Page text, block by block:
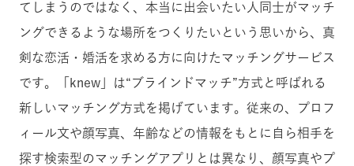
てしまうのではなく、本当に出会いたい人同士がマッチ
ングできるような場所をつくりたいという思いから、真
剣な恋活・婚活を求める方に向けたマッチングサービス
です。「knew」は“ブラインドマッチ”方式と呼ばれる
新しいマッチング方式を掲げています。従来の、プロフ
ィール文や顔写真、年齢などの情報をもとに自ら相手を
探す検索型のマッチングアプリとは異なり、顔写真やプ